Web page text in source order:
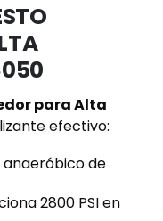
para Alta
efectivo:
anaeróbico de
2800 PSI en